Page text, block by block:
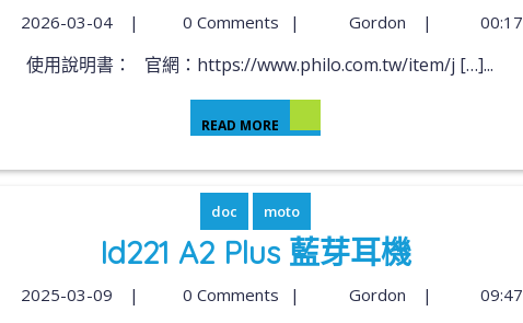
2026-03-04 | 0 Comments | Gordon | 00:17
使用說明書： 官網：https://www.philo.com.tw/item/j […]...
READ MORE
doc moto
Id221 A2 Plus 藍芽耳機
2025-03-09 | 0 Comments | Gordon | 09:47